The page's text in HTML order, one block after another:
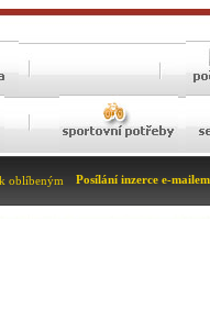
oblíbeným Posílání inzerce e-mailem